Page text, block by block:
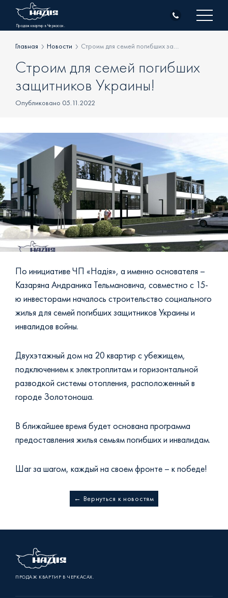
contentПродаж квартир в Черкасах.
О компании
Генподрядные работы
Все Объекты
Новости
Контакты
+38 (093) 293 8250
Главная Новости Строим для семей погибших защитников Украины!
Строим для семей погибших
защитников Украины!
Опубликовано 05.11.2022
По инициативе ЧП «Надія», а именно основателя –
Казаряна Андраника Тельмановича, совместно с 15-
ю инвесторами началось строительство социального
жилья для семей погибших защитников Украины и
инвалидов войны.
Двухэтажный дом на 20 квартир с убежищем,
подключением к электроплитам и горизонтальной
разводкой системы отопления, расположенный в
городе Золотоноша.
В ближайшее время будет основана программа
предоставления жилья семьям погибших и инвалидам.
Шаг за шагом, каждый на своем фронте – к победе!
← Вернуться к новостям
ПРОДАЖ КВАРТИР В ЧЕРКАСАХ.